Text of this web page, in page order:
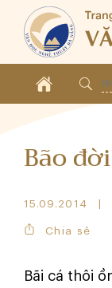
Bão
15.09.2014
Chia sẻ
Bãi cá thôi